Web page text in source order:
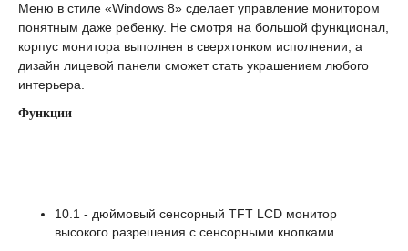
Меню в стиле «Windows 8» сделает управление монитором
понятным даже ребенку. Не смотря на большой функционал,
корпус монитора выполнен в сверхтонком исполнении, а
дизайн лицевой панели сможет стать украшением любого
интерьера.
Функции
10.1 - дюймовый сенсорный TFT LCD монитор
высокого разрешения с сенсорными кнопками